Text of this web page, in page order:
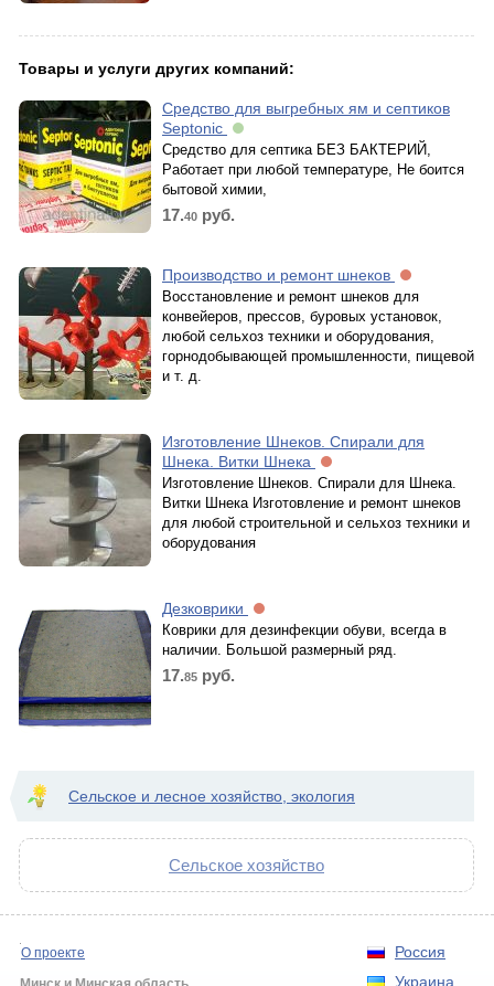
Товары и услуги других компаний:
Средство для выгребных ям и септиков
Septonic
Средство для септика БЕЗ БАКТЕРИЙ,
Работает при любой температуре, Не боится
бытовой химии,
17.40 руб.
Производство и ремонт шнеков
Восстановление и ремонт шнеков для
конвейеров, прессов, буровых установок,
любой сельхоз техники и оборудования,
горнодобывающей промышленности, пищевой
и т. д.
Изготовление Шнеков. Спирали для
Шнека. Витки Шнека
Изготовление Шнеков. Спирали для Шнека.
Витки Шнека Изготовление и ремонт шнеков
для любой строительной и сельхоз техники и
оборудования
Дезковрики
Коврики для дезинфекции обуви, всегда в
наличии. Большой размерный ряд.
17.85 руб.
Сельское и лесное хозяйство, экология
Сельское хозяйство
Россия
Украина
О проекте